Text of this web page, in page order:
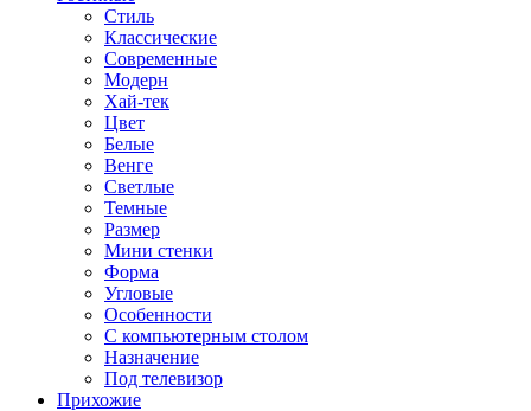
Стиль
Классические
Современные
Модерн
Хай-тек
Цвет
Белые
Венге
Светлые
Темные
Размер
Мини стенки
Форма
Угловые
Особенности
С компьютерным столом
Назначение
Под телевизор
Прихожие